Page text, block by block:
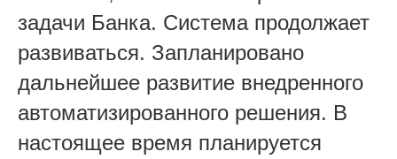
задачи Банка. Система продолжает
развиваться. Запланировано
дальнейшее развитие внедренного
автоматизированного решения. В
настоящее время планируется